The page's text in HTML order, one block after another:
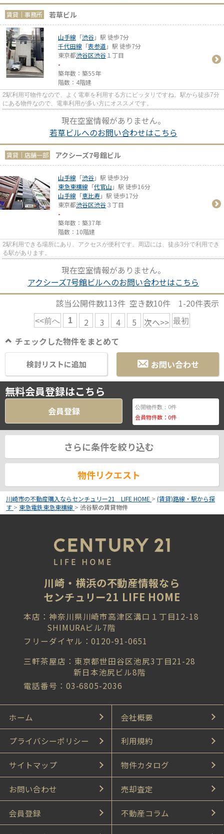
賃貸｜事務所 若草ビル
山手線 「渋谷」駅 徒歩7分
千代田線 「表参道 」駅 徒歩7分
東京都渋谷区渋谷１丁目
-
築年数：築55年
階数：4階建
2駅利用可物件なので、よく電車を利用する方にピッタリですね。駅から徒歩7分
にある物件なので、電車利用が多い方にオススメです。
現在空室情報がありません。
若草ビルへのお問い合わせはこちら
賃貸｜店舗一部 アクシーズ7号館ビル
山手線 「渋谷」駅 徒歩3分
東急東横線 「代官山 」駅 徒歩16分
山手線 「恵比寿」駅 徒歩17分
東京都渋谷区渋谷３丁目
-
築年数：築37年
階数：10階建
2駅利用できる場所にあり、アクセスが便利です。周辺には、徒歩3分で利用でき
る駅があります。
現在空室情報がありません。
アクシーズ7号館ビルへのお問い合わせはこちら
該当公開件数113件 空き数10件 1-20件表示
<<前へ 1 2 3 4 5 次へ>> 最初
チェックした物件をまとめて
お問い合わせ
検討リストに追加
無料会員登録はこちら
会員登録 公開物件数： 0件
会員物件数： 0件
さらに条件を絞り込む
物件リクエスト
川崎市の不動産購入ならセンチュリー21 LIFE HOME > (賃貸)路線・駅から探
す > 東急電鉄東急東横線 > 渋谷駅の賃貸物件
川崎・横浜の不動産情報なら
センチュリー21 LIFE HOME
本店：神奈川県川崎市高津区溝口１丁目12-18
SHIMURAビル7階
フリーダイヤル：0120-91-0651
三軒茶屋店：東京都世田谷区池尻3丁目21-28
新日本池尻ビル8階
電話番号：03-6805-2036
ホーム 会社概要
プライバシーポリシー 利用規約
サイトマップ 物件カタログ
お問い合わせ 売却査定
会員登録 不動産コラム